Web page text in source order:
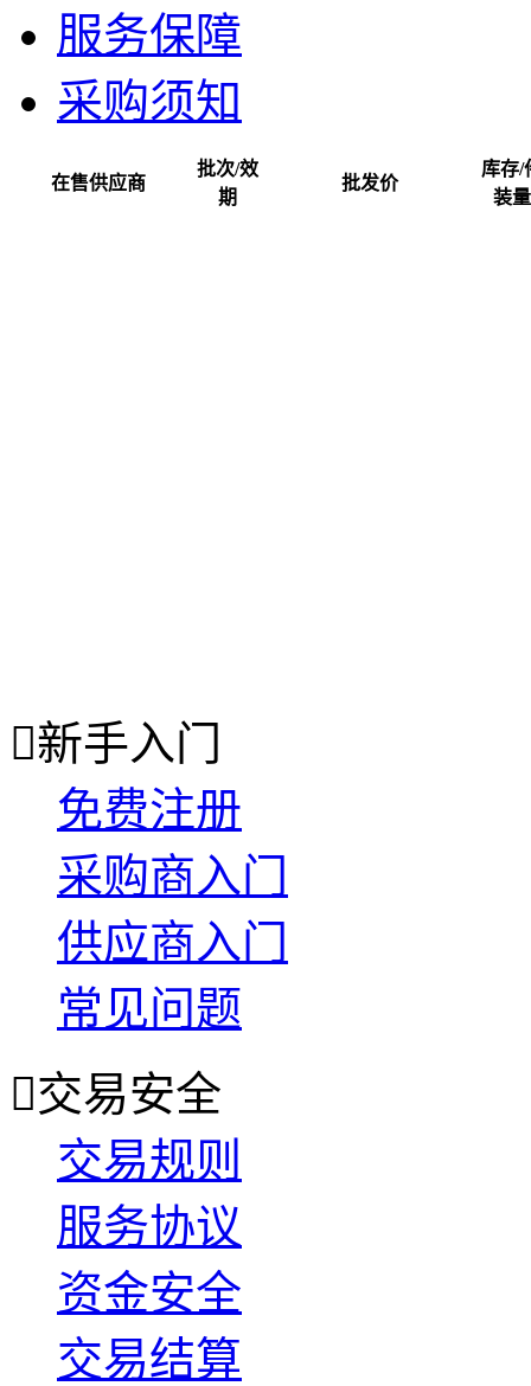
服务保障
采购须知
在售供应商
批次/效
期
批发价
库存/
装量
新手入门
免费注册
采购商入门
供应商入门
常见问题
交易安全
交易规则
服务协议
资金安全
交易结算